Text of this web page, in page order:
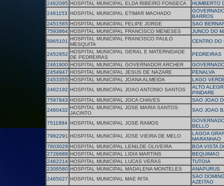
2462095 HOSPITAL MUNICIPAL ELDA RIBEIRO FONSECA
HUMBERTO
2461153 HOSPITAL MUNICIPAL ETIMAR MACHADO
BARROS
2451565 HOSPITAL MUNICIPAL FELIPE JORGE
SAO
7593864 HOSPITAL MUNICIPAL FRANCISCO MENESES
JUNCO DO
5965101 HOSPITAL MUNICIPAL FRANCISCO PAULO
MESQUITA
CENTRO DO
2452952 HOSPITAL MUNICIPAL GERAL E MATERNIDADE
DE PEDREIRAS
PEDREIRAS
2461900 HOSPITAL MUNICIPAL GOVERNADOR ARCHER
2454947 HOSPITAL MUNICIPAL JESUS DE NAZARE
PENALVA
2453355 HOSPITAL MUNICIPAL JOANA ALMEIDA
LAGO
2462192 HOSPITAL MUNICIPAL JOAO ANTONIO SANTOS
ALTO
PINDARE
7597843 HOSPITAL MUNICIPAL JOCA CHAVES
SAO JOAO
2460432 HOSPITAL MUNICIPAL JOSE MARIA SANTOS
JACINTO
SAO JOAO
7511884 HOSPITAL MUNICIPAL JOSE RAMOS
BELLO
7982291 HOSPITAL MUNICIPAL JOSE VIEIRA DE MELO
LAGOA
MARANHAO
7603029 HOSPITAL MUNICIPAL LENILDE OLIVEIRA
BOA VISTA
2726688 HOSPITAL MUNICIPAL LIDIA MARTINS
BEQUIMAO
2462214 HOSPITAL MUNICIPAL LUCAS VERAS
TUTOIA
2309580 HOSPITAL MUNICIPAL MADALENA MONTELES
ANAPURUS
2465027 HOSPITAL MUNICIPAL MAE RITA
SAO
AZEITAO